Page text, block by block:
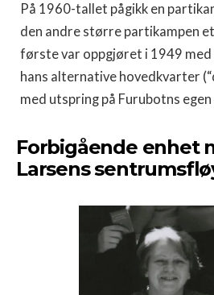
På 1960-tallet pågikk en
den andre større partikampen
første var oppgjøret i 1949
hans alternative hovedkvarter
med utspring på Furubotns
Forbigående enhet
Larsens